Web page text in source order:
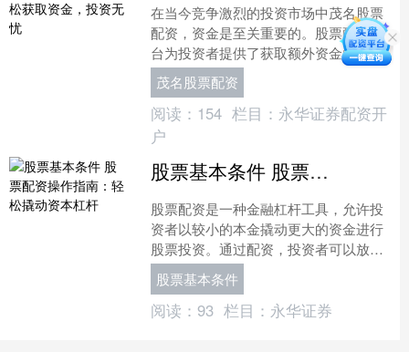
在当今竞争激烈的投资市场中茂名股票
配资，资金是至关重要的。股票配资平
台为投资者提供了获取额外资金的途
径，让他们能够扩大投资组合并增加潜
在收益。 正规的配资公司会....
茂名股票配资
阅读： 154 栏目： 永华证券配资开
户
股票基本条件 股票配资操作指南：轻松撬动资本杠杆
股票配资是一种金融杠杆工具，允许投
资者以较小的本金撬动更大的资金进行
股票投资。通过配资，投资者可以放大
收益，但同时也要承担更高的风险。 榆
林股票配资公司提供多种....
股票基本条件
阅读： 93 栏目： 永华证券